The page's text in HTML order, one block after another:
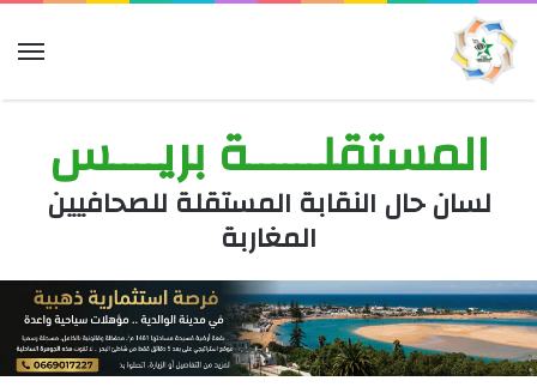
المستقلــــــة بريــــس
لسان حال النقابة المستقلة للصحافيين
المغاربة